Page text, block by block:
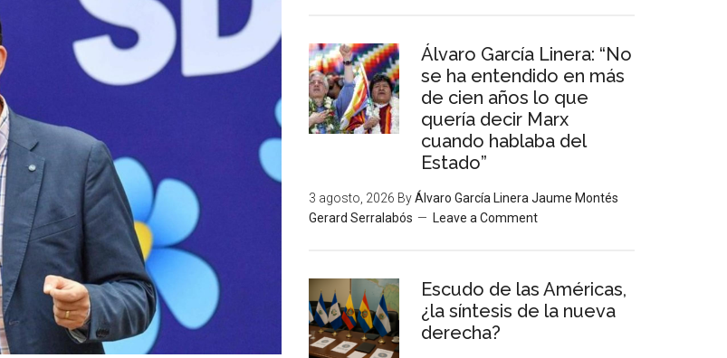
Álvaro García Linera: “No
se ha entendido en más
de cien años lo que
quería decir Marx
cuando hablaba del
Estado”
3 agosto, 2026 ByÁlvaro García Linera Jaume Montés
Gerard Serralabós
Leave a Comment
Escudo de las Américas,
¿la síntesis de la nueva
derecha?